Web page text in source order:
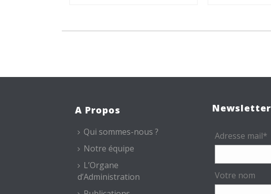
A Propos
Qui sommes-nous ?
Notre équipe
L’Organe
d’Administration
Newsletter
Adresse mail*
Votre nom